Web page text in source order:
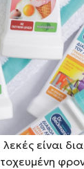
έστω και για
ξέρει τι
στα
από λάδι
λίγο βούτυρο
ποδιά.
του
καλύτερος
είναι